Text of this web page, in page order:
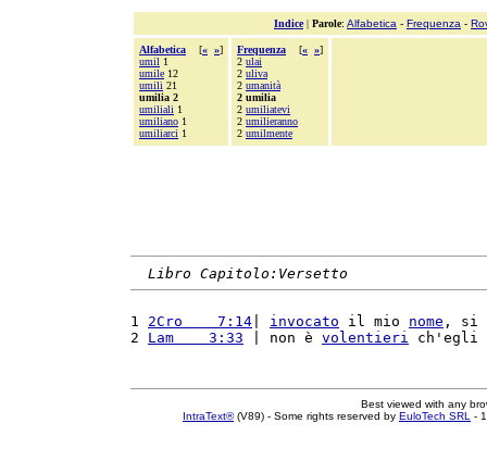
Indice| Parole: Alfabetica - Frequenza -
Alfabetica [« »]
umil 1
umile 12
umili 21
umilia 2
umiliali 1
umiliano 1
umiliarci 1
Frequenza [« »]
2 ulai
2 uliva
2 umanità
2 umilia
2 umiliatevi
2 umilieranno
2 umilmente
Libro Capitolo:Versetto
1 2Cro    7:14 invocato il mio nome , si
2 Lam    3:33 | non è volentieri ch'egli
Best viewed with any
IntraText®(V89) - Some rights reserved by EuloTech SRL -